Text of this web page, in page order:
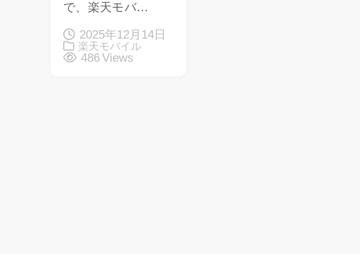
で、楽天モバ…
2025年12月14日
楽天モバイル
486 Views